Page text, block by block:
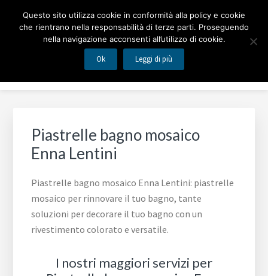
MOSAICO BAGNO
Piastrelle mosaico per rinnovare il tuo bagno
Menu
Piastrelle bagno mosaico
Enna Lentini
Piastrelle bagno mosaico Enna Lentini: piastrelle
mosaico per rinnovare il tuo bagno, tante
soluzioni per decorare il tuo bagno con un
rivestimento colorato e versatile.
I nostri maggiori servizi per
Questo sito utilizza cookie in conformità alla policy e cookie
che rientrano nella responsabilità di terze parti. Proseguendo
nella navigazione acconsenti all’utilizzo di cookie.
Ok Leggi di più